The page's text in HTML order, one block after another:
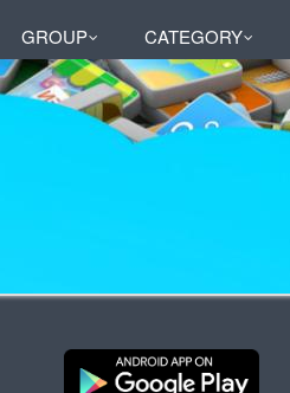
GROUP CATEGORY